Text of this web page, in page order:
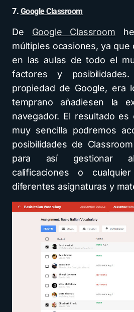
7. Google Classroom
De Google Classroom
múltiples ocasiones, ya
en las aulas de todo el
factores y
propiedad de Google, era
temprano añadiesen la
navegador. El resultado
muy sencilla podremos
posibilidades de
para así gestionar
calificaciones o
diferentes asignaturas y